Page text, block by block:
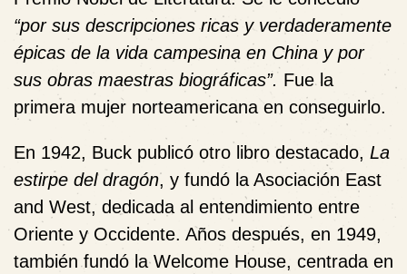
“por sus descripciones ricas y verdaderamente
épicas de la vida campesina en China y por
sus obras maestras biográficas”. Fue la
primera mujer norteamericana en conseguirlo.
En 1942, Buck publicó otro libro destacado, La
estirpe del dragón, y fundó la Asociación East
and West, dedicada al entendimiento entre
Oriente y Occidente. Años después, en 1949,
también fundó la Welcome House, centrada en